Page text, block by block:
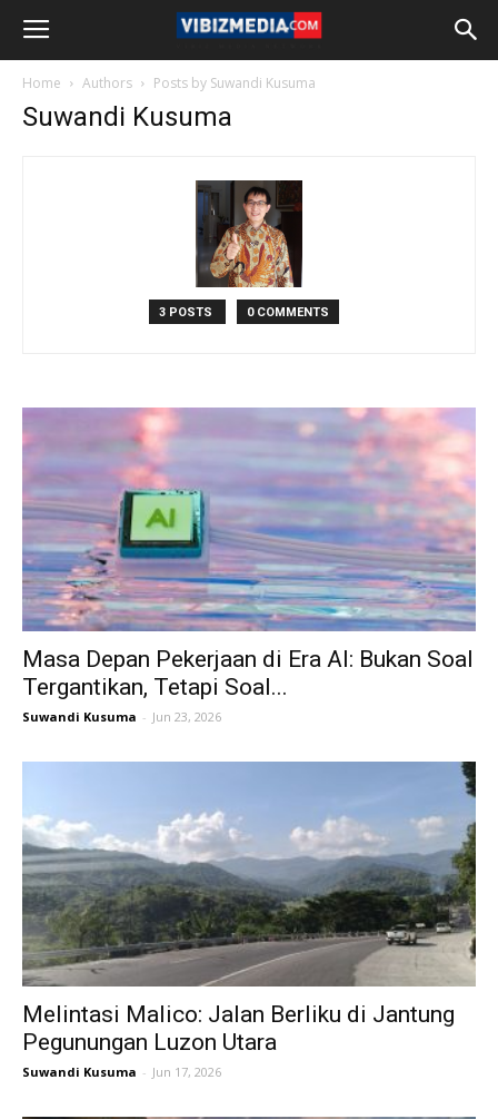
Home Authors Posts by Suwandi Kusuma
Suwandi Kusuma
3 POSTS 0 COMMENTS
Masa Depan Pekerjaan di Era AI: Bukan Soal
Tergantikan, Tetapi Soal...
Suwandi Kusuma - Jun 23, 2026
Melintasi Malico: Jalan Berliku di Jantung
Pegunungan Luzon Utara
Suwandi Kusuma - Jun 17, 2026